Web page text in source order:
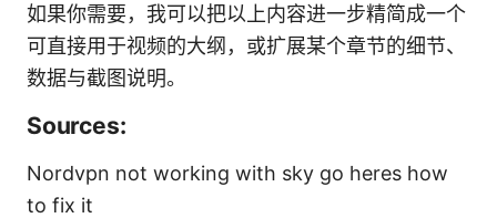
如果你需要，我可以把以上内容进一步精简成一个
可直接用于视频的大纲，或扩展某个章节的细节、
数据与截图说明。
Sources:
Nordvpn not working with sky go heres how
to fix it